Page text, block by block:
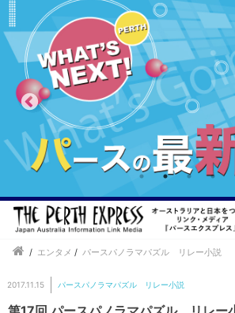
/ エンタメ / パースパノラマパズル リレー小説
2017.11.15 パースパノラマパズル リレー小説